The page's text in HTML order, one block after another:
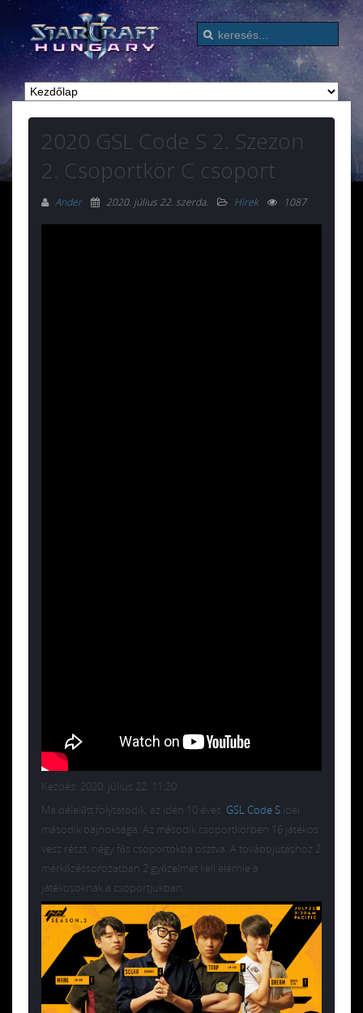
2020 GSL Code S 2. Szezon
2. Csoportkör C csoport
Ander 2020. július 22. szerda. Hírek 1087
Kezdés: 2020. július 22. 11:20
Ma délelőtt folytatódik, az idén 10 éves, GSL Code S idei
második bajnoksága. Az második csoportkörben 16 játékos
vesz részt, négy fős csoportokba osztva. A továbbjutáshoz 2
mérkőzéssorozatban 2 győzelmet kell elérnie a
játékosoknak a csoportjukban.